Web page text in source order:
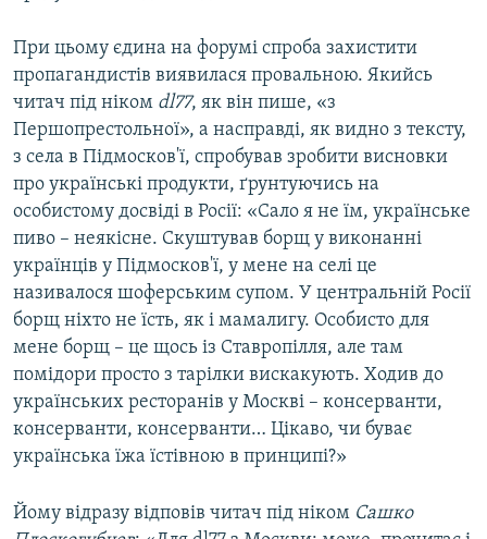
При цьому єдина на форумі спроба захистити
пропагандистів виявилася провальною. Якийсь
читач під ніком dl77, як він пише, «з
Першопрестольної», а насправді, як видно з тексту,
з села в Підмосков'ї, спробував зробити висновки
про українські продукти, ґрунтуючись на
особистому досвіді в Росії: «Сало я не їм, українське
пиво – неякісне. Скуштував борщ у виконанні
українців у Підмосков'ї, у мене на селі це
називалося шоферським супом. У центральній Росії
борщ ніхто не їсть, як і мамалигу. Особисто для
мене борщ – це щось із Ставропілля, але там
помідори просто з тарілки вискакують. Ходив до
українських ресторанів у Москві – консерванти,
консерванти, консерванти… Цікаво, чи буває
українська їжа їстівною в принципі?»
Йому відразу відповів читач під ніком Сашко